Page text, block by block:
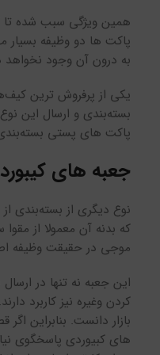
همین ویژگی سبب شده تا
پاکت ها دو وظیفه بسیار
به درون آن وجود
یکی از پرفروش ترین
بسته‌بندی و ارسال این
پاکت های پستی
جعبه های
نوع دیگری از بسته‌بندی
که بدنه آن معمولا از
موجی در حقیقت وظیفه
این جعبه نه تنها در
کردن وغیره نیز کاربرد
بازار دانست. بنابراین
های کبیوردی پاسخگوی